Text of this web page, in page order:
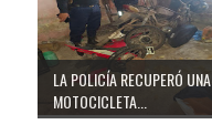
LA POLICÍA RECUPERÓ UNA
MOTOCICLETA...